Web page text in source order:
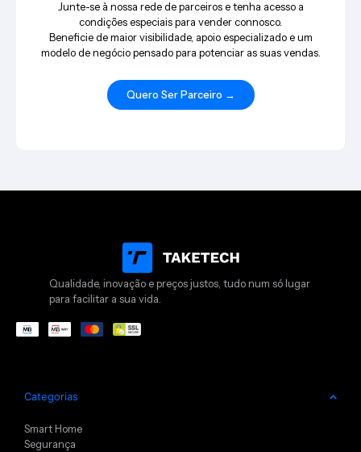
Junte-se à nossa rede de parceiros e tenha acesso a
condições especiais para vender connosco.
Beneficie de maior visibilidade, apoio especializado e um
modelo de negócio pensado para potenciar as suas vendas.
Quero Ser Parceiro →
Qualidade, inovação e preços justos, tudo num só lugar
para facilitar a sua vida.
Categorias
Smart Home
Segurança